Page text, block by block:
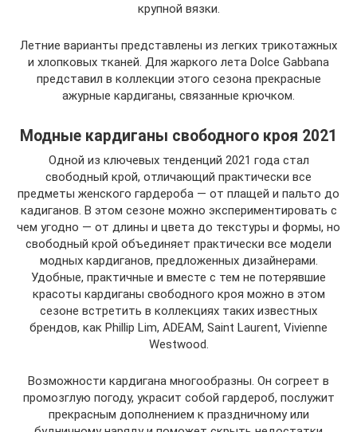
крупной вязки.
Летние варианты представлены из легких трикотажных
и хлопковых тканей. Для жаркого лета Dolce Gabbana
представил в коллекции этого сезона прекрасные
ажурные кардиганы, связанные крючком.
Модные кардиганы свободного кроя 2021
Одной из ключевых тенденций 2021 года стал
свободный крой, отличающий практически все
предметы женского гардероба — от плащей и пальто до
кадиганов. В этом сезоне можно экспериментировать с
чем угодно — от длины и цвета до текстуры и формы, но
свободный крой объединяет практически все модели
модных кардиганов, предложенных дизайнерами.
Удобные, практичные и вместе с тем не потерявшие
красоты кардиганы свободного кроя можно в этом
сезоне встретить в коллекциях таких известных
брендов, как Phillip Lim, ADEAM, Saint Laurent, Vivienne
Westwood.
Возможности кардигана многообразны. Он согреет в
промозглую погоду, украсит собой гардероб, послужит
прекрасным дополнением к праздничному или